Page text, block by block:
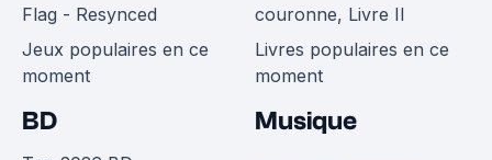
Flag - Resynced
Jeux populaires en ce
moment
couronne, Livre II
Livres populaires en ce
moment
BD Musique